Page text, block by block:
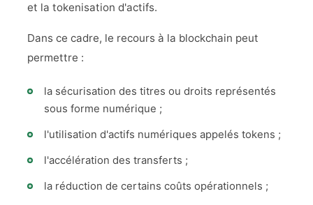
et la tokenisation d'actifs.
Dans ce cadre, le recours à la blockchain peut
permettre :
la sécurisation des titres ou droits représentés
sous forme numérique ;
l'utilisation d'actifs numériques appelés tokens ;
l'accélération des transferts ;
la réduction de certains coûts opérationnels ;